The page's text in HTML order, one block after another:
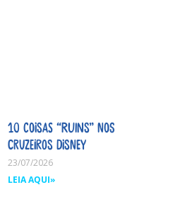
10 coisas “ruins” nos
cruzeiros Disney
23/07/2026
LEIA AQUI»